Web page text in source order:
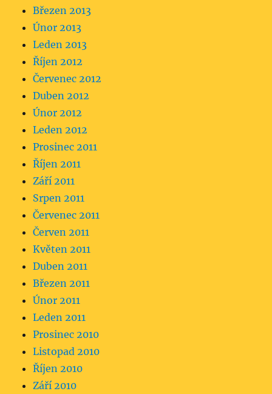
Březen 2013
Únor 2013
Leden 2013
Říjen 2012
Červenec 2012
Duben 2012
Únor 2012
Leden 2012
Prosinec 2011
Říjen 2011
Září 2011
Srpen 2011
Červenec 2011
Červen 2011
Květen 2011
Duben 2011
Březen 2011
Únor 2011
Leden 2011
Prosinec 2010
Listopad 2010
Říjen 2010
Září 2010